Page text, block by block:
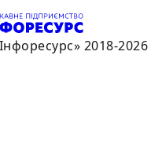
2018-2026